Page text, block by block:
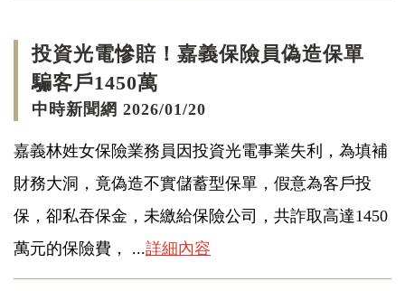
投資光電慘賠！嘉義保險員偽造保單
騙客戶1450萬
中時新聞網 2026/01/20
嘉義林姓女保險業務員因投資光電事業失利，為填補
財務大洞，竟偽造不實儲蓄型保單，假意為客戶投
保，卻私吞保金，未繳給保險公司，共詐取高達1450
萬元的保險費， ...詳細內容